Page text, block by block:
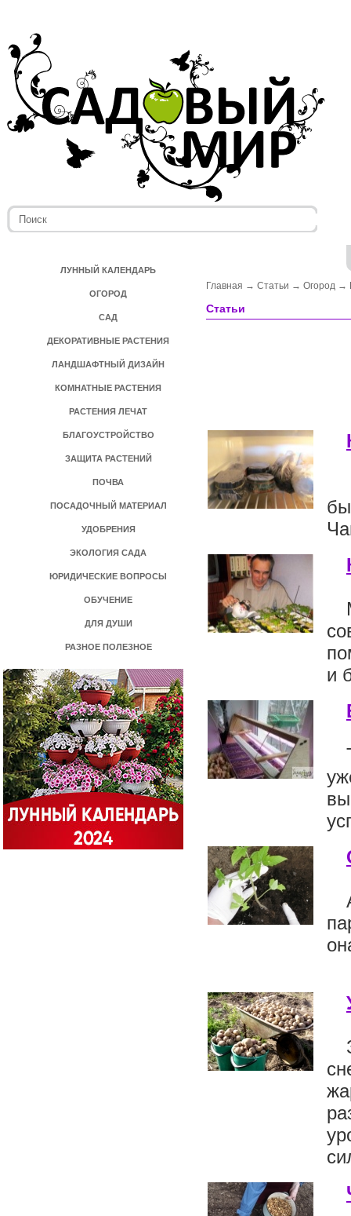
ЛУННЫЙ КАЛЕНДАРЬ
ОГОРОД
САД
ДЕКОРАТИВНЫЕ РАСТЕНИЯ
ЛАНДШАФТНЫЙ ДИЗАЙН
КОМНАТНЫЕ РАСТЕНИЯ
РАСТЕНИЯ ЛЕЧАТ
БЛАГОУСТРОЙСТВО
ЗАЩИТА РАСТЕНИЙ
ПОЧВА
ПОСАДОЧНЫЙ МАТЕРИАЛ
УДОБРЕНИЯ
ЭКОЛОГИЯ САДА
ЮРИДИЧЕСКИЕ ВОПРОСЫ
ОБУЧЕНИЕ
ДЛЯ ДУШИ
РАЗНОЕ ПОЛЕЗНОЕ
Главная → Статьи → Огород →
Статьи
и